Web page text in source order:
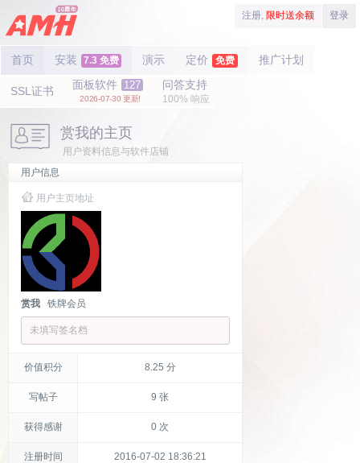
注册, 限时送余额 登录
首页 安装 7.3 免费 演示 定价 免费 推广计划
SSL证书 面板软件 127
2026-07-30 更新!
问答支持
100% 响应
赏我的主页
用户资料信息与软件店铺
用户信息
用户主页地址
赏我 铁牌会员
未填写签名档
价值积分 8.25 分
写帖子 9 张
获得感谢 0 次
注册时间 2016-07-02 18:36:21